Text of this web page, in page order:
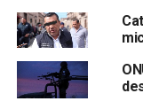
Posteriormente, en
Derechos
fue liberado Osiel
mismo con Carlos